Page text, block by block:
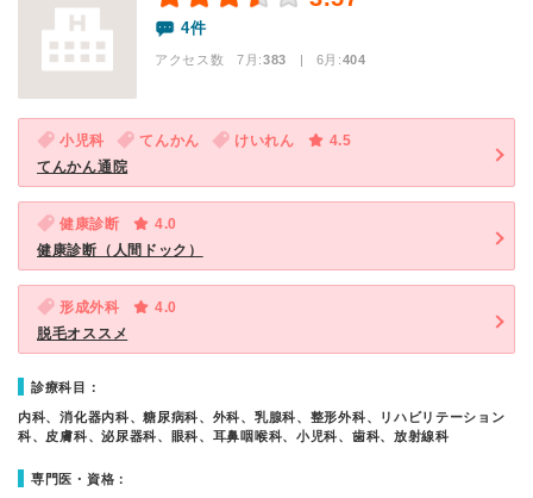
4件
アクセス数 7月:383 | 6月:404
小児科 てんかん けいれん
4.5
てんかん通院
健康診断
4.0
健康診断（人間ドック）
形成外科
4.0
脱毛オススメ
診療科目：
内科、消化器内科、糖尿病科、外科、乳腺科、整形外科、リハビリテーション
科、皮膚科、泌尿器科、眼科、耳鼻咽喉科、小児科、歯科、放射線科
専門医・資格：